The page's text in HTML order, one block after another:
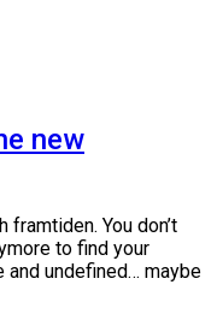
new
framtiden. You don’t
to find your
and undefined… maybe